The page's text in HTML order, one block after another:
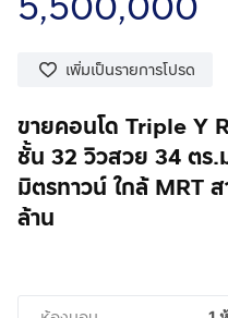
เพิ่มเป็นรายการโปรด
ขายคอนโด Triple Y
ชั้น 32 วิวสวย 34 ตร
มิตรทาวน์ ใกล้ MRT
ล้าน